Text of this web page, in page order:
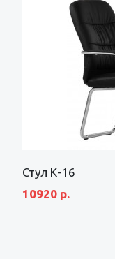
Стул К-16
10920 р.